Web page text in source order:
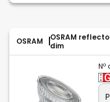
OSRAM
OSRAM
dim
Nº